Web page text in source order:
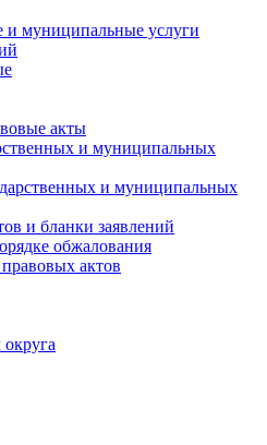
и муниципальные услуги
акты
и муниципальных
и муниципальных
и бланки заявлений
обжалования
актов